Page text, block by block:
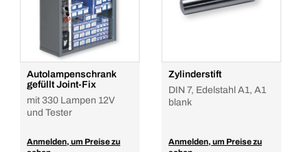
Autolampenschrank
gefüllt Joint-Fix
mit 330 Lampen 12V
und Tester
Anmelden, um Preise zu
Zylinderstift
DIN 7, Edelstahl A1, A1
blank
Anmelden, um Preise zu